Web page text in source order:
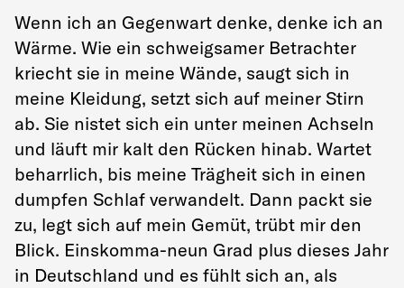
Wenn ich an Gegenwart denke, denke ich an
Wärme. Wie ein schweigsamer Betrachter
kriecht sie in meine Wände, saugt sich in
meine Kleidung, setzt sich auf meiner Stirn
ab. Sie nistet sich ein unter meinen Achseln
und läuft mir kalt den Rücken hinab. Wartet
beharrlich, bis meine Trägheit sich in einen
dumpfen Schlaf verwandelt. Dann packt sie
zu, legt sich auf mein Gemüt, trübt mir den
Blick. Einskomma-neun Grad plus dieses Jahr
in Deutschland und es fühlt sich an, als